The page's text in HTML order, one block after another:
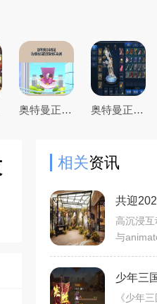
奥特曼正义降临最全游戏攻略解说_奥特曼正义降临最新游戏技巧通关 奥特曼正义降临最全游戏攻略解说_奥特曼正义降临最新游戏技巧通关
相关资讯
高沉浸互
与
《光与
店举办
少年三
《少年